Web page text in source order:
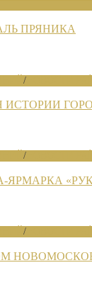
ПРЯНИКА
/
ИСТОРИИ
/
ЯРМАРКА
/